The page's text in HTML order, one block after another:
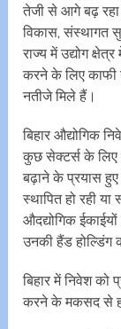
तेजी से आगे बढ़ रहा
विकास, संस्थागत
राज्य में उद्योग
करने के लिए काफी
नतीजे मिले हैं।
बिहार औद्योगिक
कुछ सेक्टर्स के लिए
बढ़ाने के प्रयास
स्थापित हो रही
औदद्योगिक
उनकी हैंड होल्डिंग
बिहार में निवेश को
करने के मकसद से